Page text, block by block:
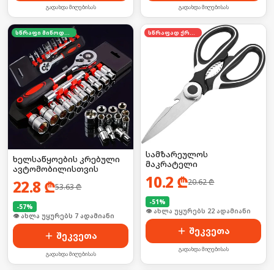
გადახდა მიღებისას გადახდა მიღებისას
ხელსაწყოების კრებული
ავტომობილისთვის
22.8 ₾53.63₾
-57%
🛒 ბოლო 24სთ-ში იყიდა 6-მა
შეკვეთა
გადახდა მიღებისას
სამზარეულოს
მაკრატელი
10.2 ₾20.62₾
-51%
🛒 ბოლო 24სთ-ში იყიდა 29-მა
შეკვეთა
გადახდა მიღებისას